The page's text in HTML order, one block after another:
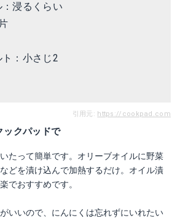
浸るくらい
：小さじ2
引用元: https://cookpad.com
ックパッドで
たって簡単です。オリーブオイルに野菜
どを漬け込んで加熱するだけ。オイル漬
でおすすめです。
いいので、にんにくは忘れずにいれたい